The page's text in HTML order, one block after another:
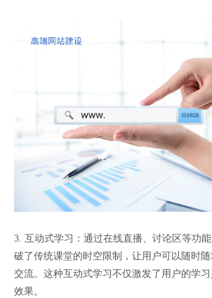
3. 互动式学习：通过在线直播、讨论区等功
破了传统课堂的时空限制，让用户可以随时
交流。这种互动式学习不仅激发了用户的学
效果。